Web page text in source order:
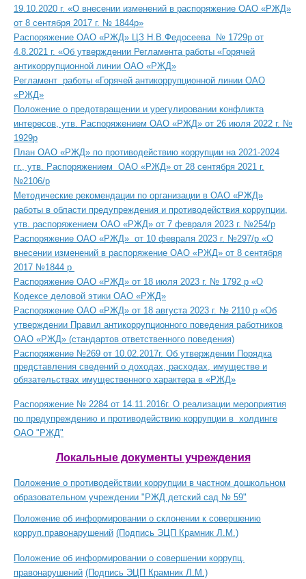
19.10.2020 г. «О внесении изменений в распоряжение ОАО «РЖД»
от 8 сентября 2017 г. № 1844р»
Распоряжение ОАО «РЖД» ЦЗ Н.В.Федосеева № 1729р от
4.8.2021 г. «Об утверждении Регламента работы «Горячей
антикоррупционной линии ОАО «РЖД»
Регламент работы «Горячей антикоррупционной линии ОАО
«РЖД»
Положение о предотвращении и урегулировании конфликта
интересов, утв. Распоряжением ОАО «РЖД» от 26 июля 2022 г. №
1929р
План ОАО «РЖД» по противодействию коррупции на 2021-2024
гг., утв. Распоряжением ОАО «РЖД» от 28 сентября 2021 г.
№2106/р
Методические рекомендации по организации в ОАО «РЖД»
работы в области предупреждения и противодействия коррупции,
утв. распоряжением ОАО «РЖД» от 7 февраля 2023 г. №254/р
Распоряжение ОАО «РЖД» от 10 февраля 2023 г. №297/р «О
внесении изменений в распоряжение ОАО «РЖД» от 8 сентября
2017 №1844 р
Распоряжение ОАО «РЖД» от 18 июля 2023 г. № 1792 р «О
Кодексе деловой этики ОАО «РЖД»
Распоряжение ОАО «РЖД» от 18 августа 2023 г. № 2110 р «Об
утверждении Правил антикоррупционного поведения работников
ОАО «РЖД» (стандартов ответственного поведения)
Распоряжение №269 от 10.02.2017г. Об утверждении Порядка
представления сведений о доходах, расходах, имуществе и
обязательствах имущественного характера в «РЖД»
Распоряжение № 2284 от 14.11.2016г. О реализации мероприятия
по предупреждению и противодействию коррупции в холдинге
ОАО "РЖД"
Локальные документы учреждения
Положение о противодействии коррупции в частном дошкольном
образовательном учреждении "РЖД детский сад № 59"
Положение об информировании о склонении к совершению
корруп.правонарушений (Подпись ЭЦП Крамник Л.М.)
Положение об информировании о совершении коррупц.
правонарушений (Подпись ЭЦП Крамник Л.М.)